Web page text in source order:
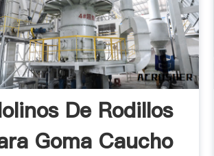
De Rodillos
Goma Caucho